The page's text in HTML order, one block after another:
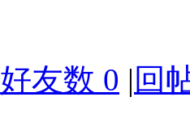
好友数 0 | 回